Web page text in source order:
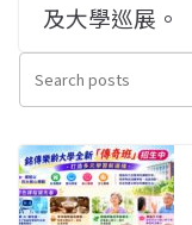
及大學巡展。